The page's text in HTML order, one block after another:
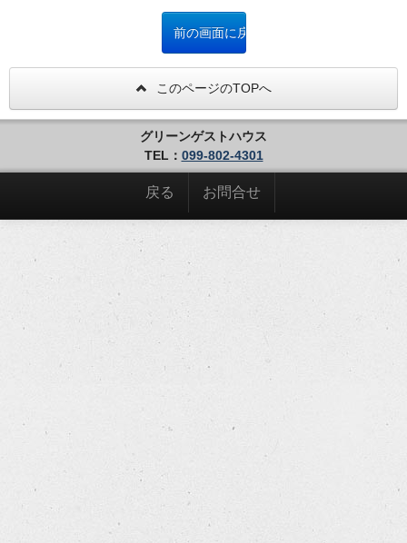
このページのTOPへ
グリーンゲストハウス
TEL： 099-802-4301
戻る お問合せ